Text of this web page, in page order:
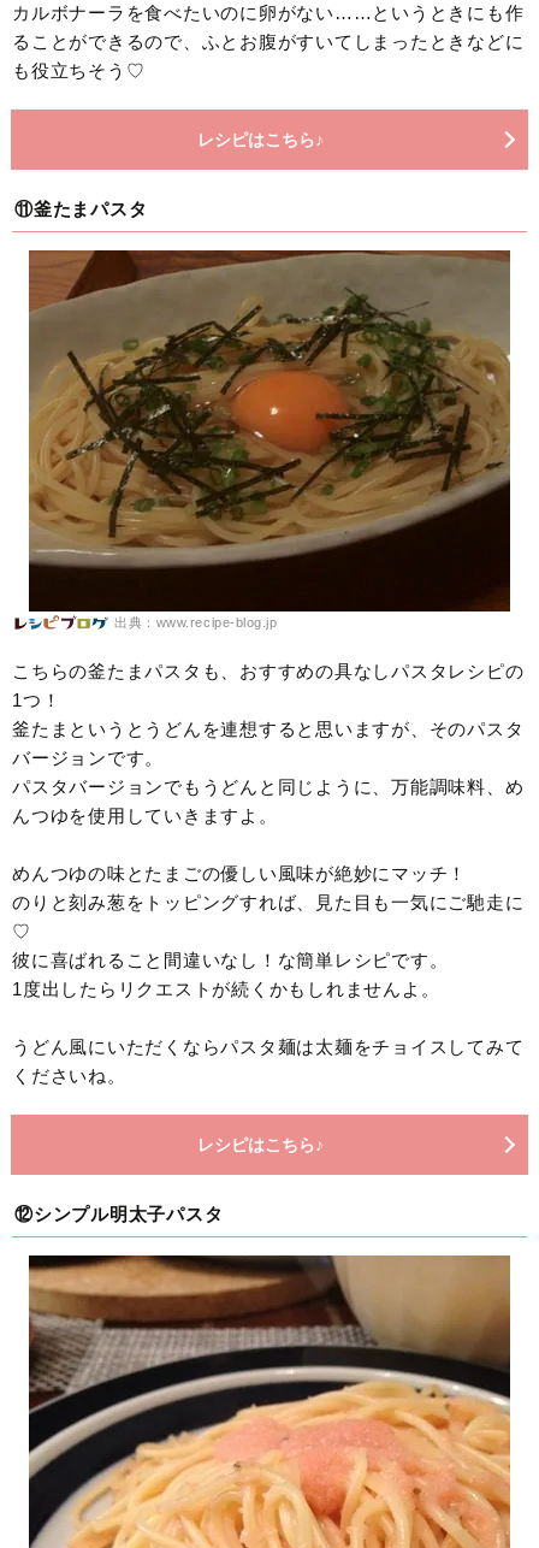
カルボナーラを食べたいのに卵がない……というときにも作
ることができるので、ふとお腹がすいてしまったときなどに
も役立ちそう♡
レシピはこちら♪
⑪釜たまパスタ
出典：www.recipe-blog.jp
こちらの釜たまパスタも、おすすめの具なしパスタレシピの
1つ！
釜たまというとうどんを連想すると思いますが、そのパスタ
バージョンです。
パスタバージョンでもうどんと同じように、万能調味料、め
んつゆを使用していきますよ。
めんつゆの味とたまごの優しい風味が絶妙にマッチ！
のりと刻み葱をトッピングすれば、見た目も一気にご馳走に
♡
彼に喜ばれること間違いなし！な簡単レシピです。
1度出したらリクエストが続くかもしれませんよ。
うどん風にいただくならパスタ麺は太麺をチョイスしてみて
くださいね。
レシピはこちら♪
⑫シンプル明太子パスタ